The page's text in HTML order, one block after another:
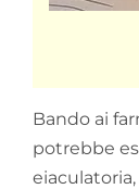
Bando ai
potrebbe